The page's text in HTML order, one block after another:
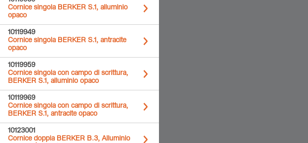
Cornice singola BERKER S.1, alluminio
opaco
10119949
Cornice singola BERKER S.1, antracite
opaco
10119959
Cornice singola con campo di scrittura,
BERKER S.1, alluminio opaco
10119969
Cornice singola con campo di scrittura,
BERKER S.1, antracite opaco
10123001
Cornice doppia BERKER B.3, Alluminio